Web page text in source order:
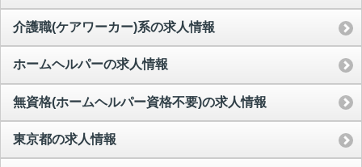
介護職(ケアワーカー)系の求人情報
ホームヘルパーの求人情報
無資格(ホームヘルパー資格不要)の求人情報
東京都の求人情報